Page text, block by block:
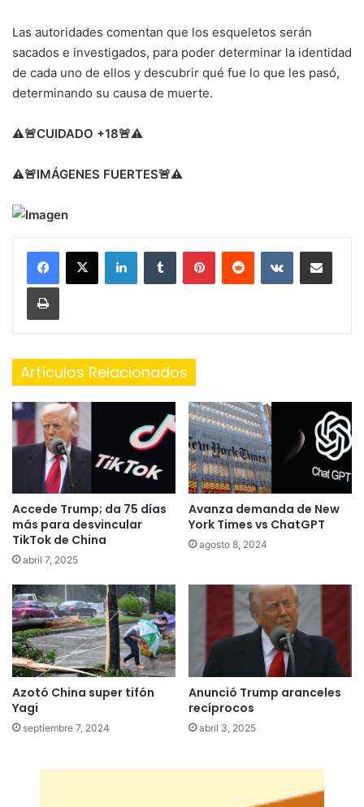
Las autoridades comentan que los esqueletos serán
sacados e investigados, para poder determinar la identidad
de cada uno de ellos y descubrir qué fue lo que les pasó,
determinando su causa de muerte.
⚠️🚨CUIDADO +18🚨⚠️
⚠️🚨IMÁGENES FUERTES🚨⚠️
LinkedInTumblr PinterestReddit VKontakteShare via Email
Print
Artículos Relacionados
Accede Trump; da 75 días
más para desvincular
TikTok de China
abril 7, 2025
Avanza demanda de New
York Times vs ChatGPT
agosto 8, 2024
Azotó China super tifón
Yagi
septiembre 7, 2024
Anunció Trump aranceles
recíprocos
abril 3, 2025